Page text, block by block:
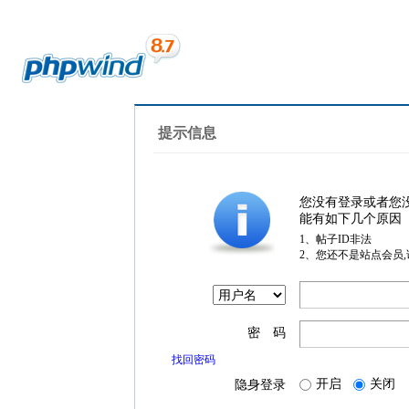
提示信息
您没有登录或者您
能有如下几个原因
1、帖子ID非法
2、您还不是站点会员
密 码
找回密码
隐身登录 开启 关闭